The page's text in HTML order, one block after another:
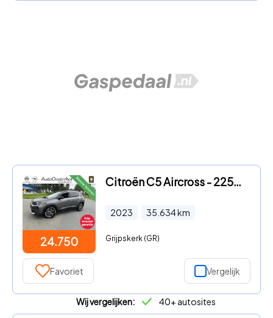
24.750
Citroën C5 Aircross - 225pk Plug-in Hybrid Feel All-in Prijs
2023 35.634km
Grijpskerk (GR)
Favoriet Vergelijk
Wij vergelijken: 40+ autosites